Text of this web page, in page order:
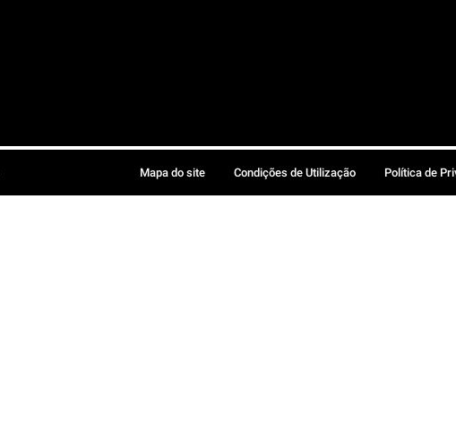
Mapa do site Condições de Utilização Política de